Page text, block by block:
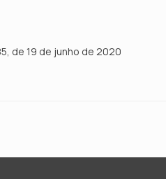
de 19 de junho de 2020